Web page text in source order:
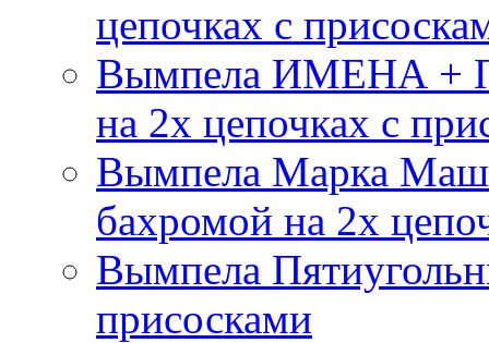
цепочках с
Вымпела ИМЕНА +
на 2х цепочках с
Вымпела Марка
бахромой на 2х
Вымпела
присосками